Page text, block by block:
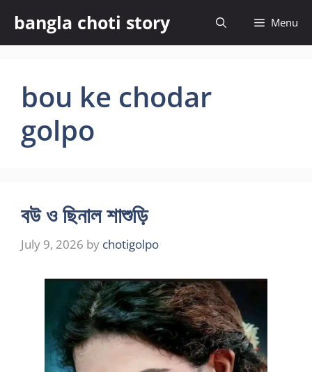
content
bangla choti story Menu
bou ke chodar
golpo
বউ ও ছিনাল শাশুড়ি
July 9, 2026 by chotigolpo